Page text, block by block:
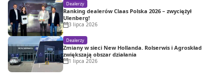
Dealerzy
Ranking dealerów Claas Polska 2026 – zwyciężył
Ulenberg!
3 lipca 2026
Dealerzy
Zmiany w sieci New Hollanda. Rolserwis i Agroskład
zwiększają obszar działania
1 lipca 2026